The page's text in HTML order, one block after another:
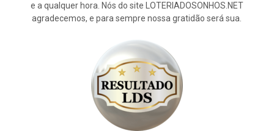
e a qualquer hora. Nós do site LOTERIADOSONHOS.NET
agradecemos, e para sempre nossa gratidão será sua.